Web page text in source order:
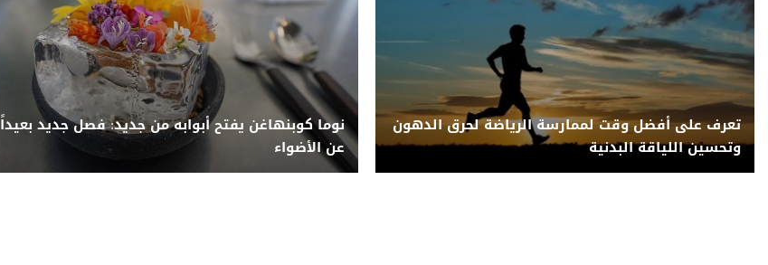
تعرف على أفضل وقت لممارسة الرياضة لحرق الدهون
وتحسين اللياقة البدنية
نوما كوبنهاغن يفتح أبوابه من جديد: فصل جديد بعيداً
عن الأضواء